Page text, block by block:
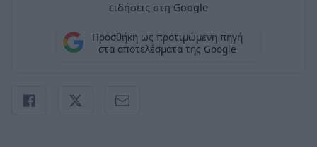
ειδήσεις στη Google
Προσθήκη ως προτιμώμενη πηγή
στα αποτελέσματα της Google